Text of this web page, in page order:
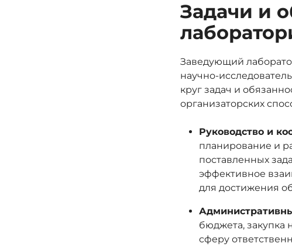
Задачи и
Заведующий
научно-
круг задач и
организаторских
Руководство и
планирование и
поставленных
эффективное
для достижения
бюджета, закупка
сферу